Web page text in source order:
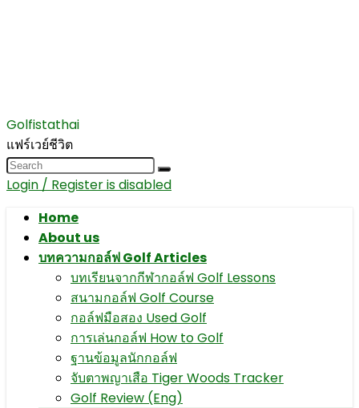
Golfistathai
แฟร์เวย์ชีวิต
Login / Register is disabled
Home
About us
บทความกอล์ฟ Golf Articles
บทเรียนจากกีฬากอล์ฟ Golf Lessons
สนามกอล์ฟ Golf Course
กอล์ฟมือสอง Used Golf
การเล่นกอล์ฟ How to Golf
ฐานข้อมูลนักกอล์ฟ
จับตาพญาเสือ Tiger Woods Tracker
Golf Review (Eng)